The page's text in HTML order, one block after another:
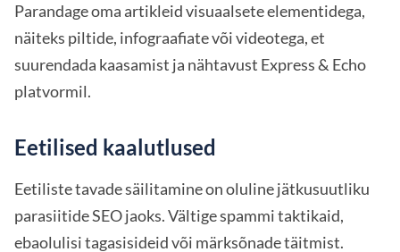
Parandage oma artikleid visuaalsete elementidega,
näiteks piltide, infograafiate või videotega, et
suurendada kaasamist ja nähtavust Express & Echo
platvormil.
Eetilised kaalutlused
Eetiliste tavade säilitamine on oluline jätkusuutliku
parasiitide SEO jaoks. Vältige spammi taktikaid,
ebaolulisi tagasisideid või märksõnade täitmist.